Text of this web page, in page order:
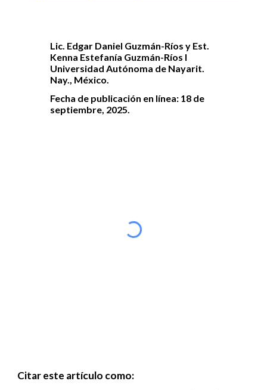
Lic. Edgar Daniel Guzmán-Ríos y Est.
Kenna Estefanía Guzmán-Ríos I
Universidad Autónoma de Nayarit.
Nay., México.
Fecha de publicación en línea: 18 de
septiembre, 2025.
Citar este artículo como: